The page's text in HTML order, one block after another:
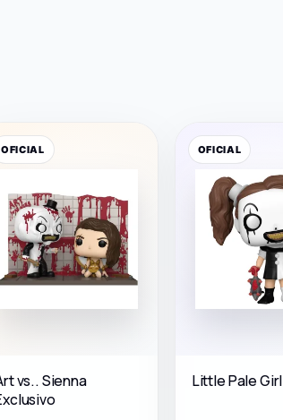
OFICIAL
vs.. Sienna
OFICIAL
Little Pale Girl